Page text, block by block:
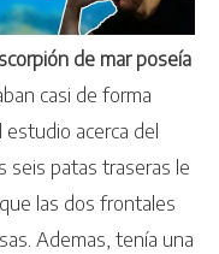
de mar poseía
casi de forma
acerca del
seis patas traseras le
las dos frontales
Ademas, tenía una